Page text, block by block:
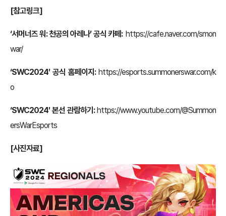
[참고링크]
‘서머너즈 워: 천공의 아레나’ 공식 카페: https://cafe.naver.com/smon
war/
‘SWC2024′ 공식 홈페이지: https://esports.summonerswar.com/k
o
‘SWC2024′ 본선 관람하기:https://www.youtube.com/@Summon
ersWarEsports
[사진자료]